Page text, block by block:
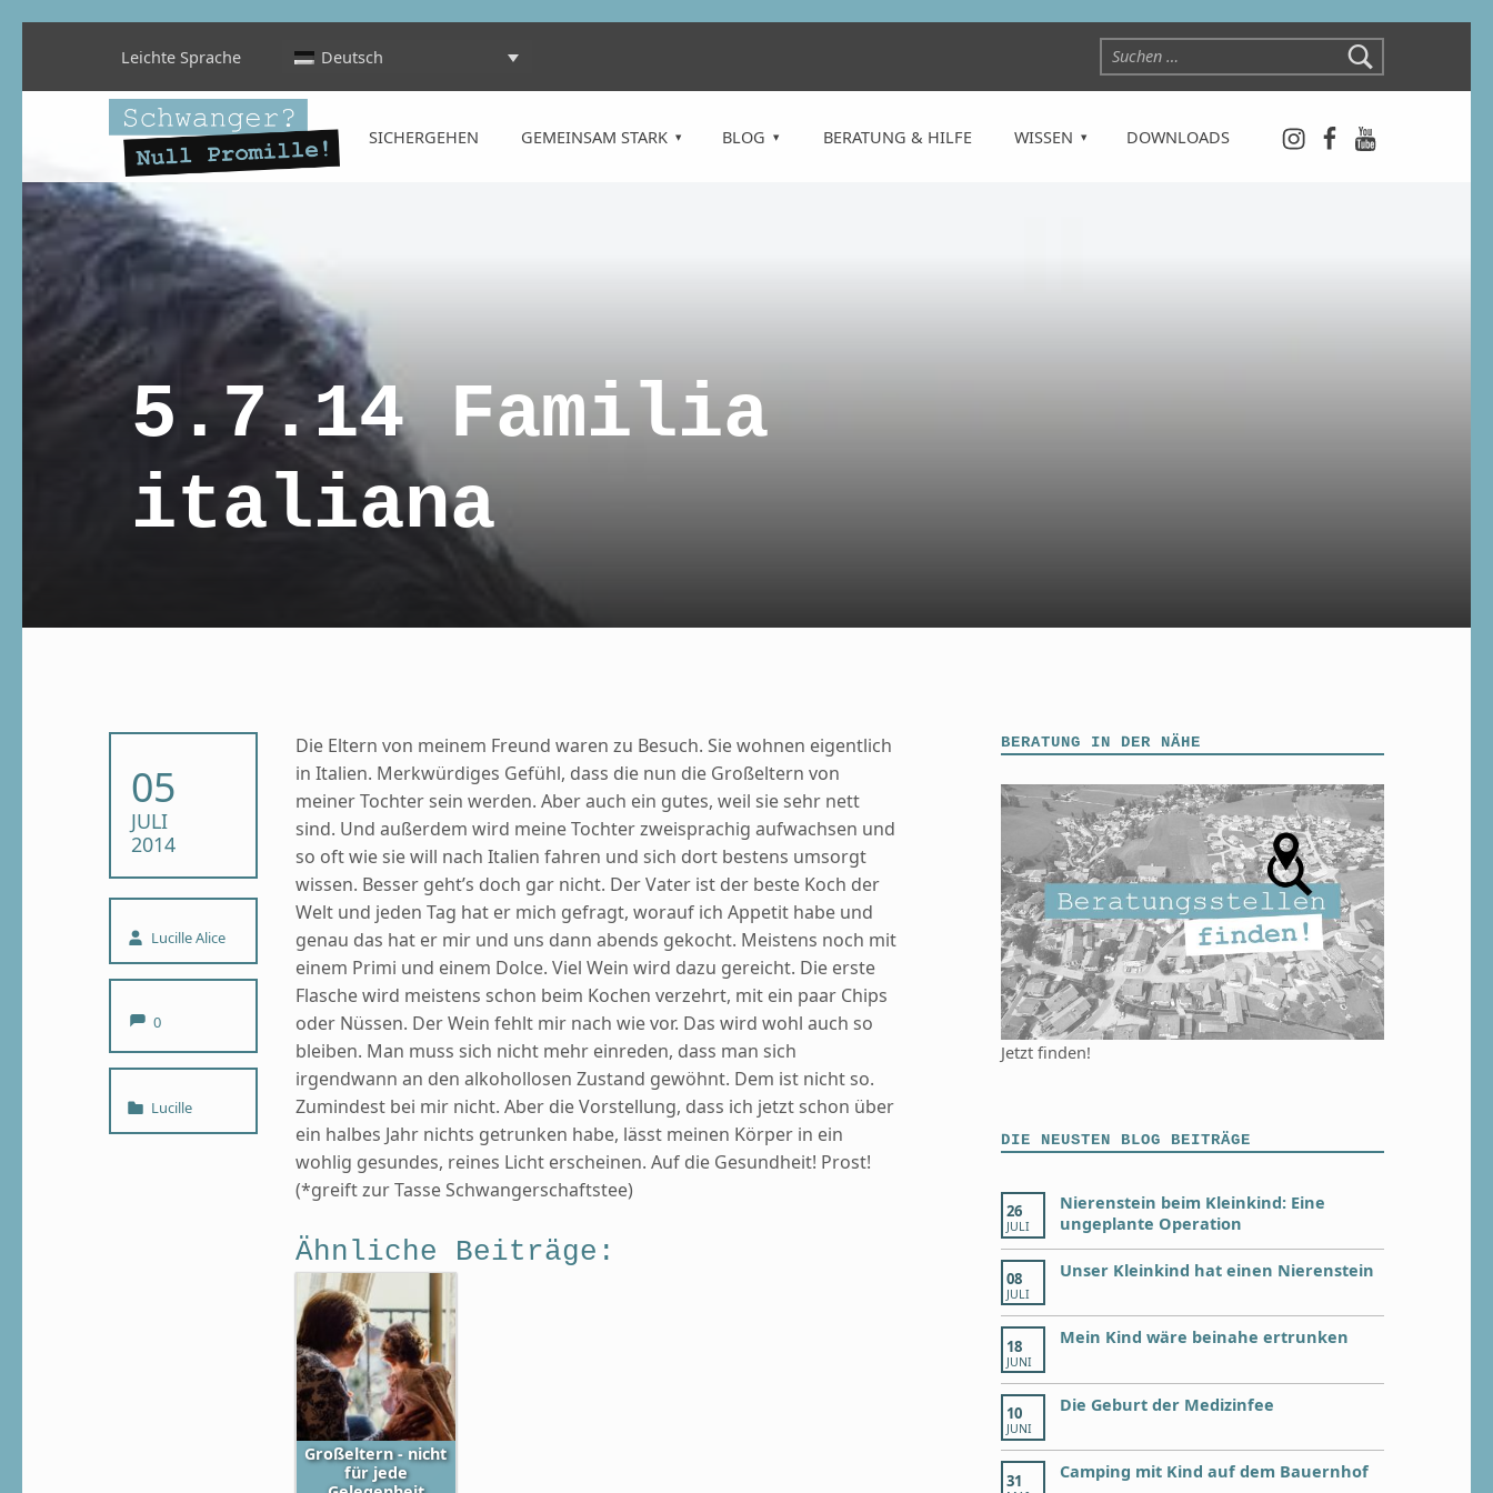
SICHERGEHEN GEMEINSAM STARK BLOG BERATUNG & HILFE WISSEN DOWNLOADS
Instagram
Facebook
YouTube
Leichte Sprache Deutsch
5.7.14 Familia
italiana
05
JULI
2014
Written by:
Lucille Alice
0
Categorized in:
Lucille
Die Eltern von meinem Freund waren zu Besuch. Sie wohnen eigentlich
in Italien. Merkwürdiges Gefühl, dass die nun die Großeltern von
meiner Tochter sein werden. Aber auch ein gutes, weil sie sehr nett
sind. Und außerdem wird meine Tochter zweisprachig aufwachsen und
so oft wie sie will nach Italien fahren und sich dort bestens umsorgt
wissen. Besser geht’s doch gar nicht. Der Vater ist der beste Koch der
Welt und jeden Tag hat er mich gefragt, worauf ich Appetit habe und
genau das hat er mir und uns dann abends gekocht. Meistens noch mit
einem Primi und einem Dolce. Viel Wein wird dazu gereicht. Die erste
Flasche wird meistens schon beim Kochen verzehrt, mit ein paar Chips
oder Nüssen. Der Wein fehlt mir nach wie vor. Das wird wohl auch so
bleiben. Man muss sich nicht mehr einreden, dass man sich
irgendwann an den alkohollosen Zustand gewöhnt. Dem ist nicht so.
Zumindest bei mir nicht. Aber die Vorstellung, dass ich jetzt schon über
ein halbes Jahr nichts getrunken habe, lässt meinen Körper in ein
wohlig gesundes, reines Licht erscheinen. Auf die Gesundheit! Prost!
(*greift zur Tasse Schwangerschaftstee)
Ähnliche Beiträge:
Großeltern - nicht
für jede
BERATUNG IN DER NÄHE
Jetzt finden!
DIE NEUSTEN BLOG BEITRÄGE
26
JULI
Nierenstein beim Kleinkind: Eine
ungeplante Operation
08
JULI
Unser Kleinkind hat einen Nierenstein
18
JUNI
Mein Kind wäre beinahe ertrunken
10
JUNI
Die Geburt der Medizinfee
31 Camping mit Kind auf dem Bauernhof